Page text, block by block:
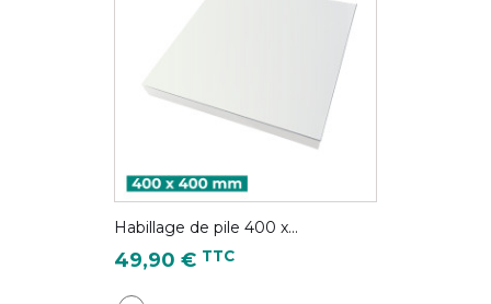
Habillage de pile 400 x...
Prix
49,90 € TTC